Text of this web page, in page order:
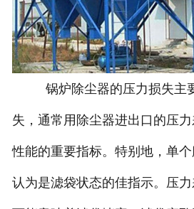
锅炉除尘器的压力损失主
失，通常用除尘器进出口的压
性能的重要指标。特别地，单
认为是滤袋状态的佳指示。压